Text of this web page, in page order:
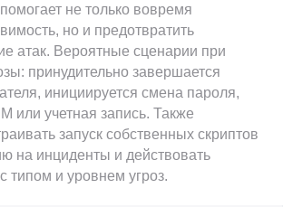
не только вовремя
но и предотвратить
атак. Вероятные сценарии при
принудительно завершается
инициируется смена пароля,
или учетная запись. Также
запуск собственных скриптов
на инциденты и действовать
типом и уровнем угроз.
на блог
нам в соц сетях